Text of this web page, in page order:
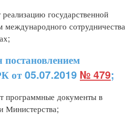
государственной
международного сотрудничества
от 05.07.2019 № 479;
документы в
Министерства;